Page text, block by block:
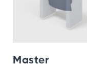
Master